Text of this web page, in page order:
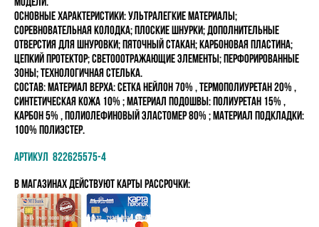
Основные характеристики: ультралегкие материалы;
соревновательная колодка; плоские шнурки; дополнительные
отверстия для шнуровки; пяточный стакан; карбоновая пластина;
цепкий протектор; светооотражающие элементы; перфорированные
зоны; технологичная стелька.
состав: Материал верха: Сетка Нейлон 70% , Термополиуретан 20% ,
Синтетическая кожа 10% ; Материал подошвы: Полиуретан 15% ,
Карбон 5% , Полиолефиновый эластомер 80% ; Материал подкладки:
100% полиэстер.
Артикул 822625575-4
в магазинах Действуют карты рассрочки: